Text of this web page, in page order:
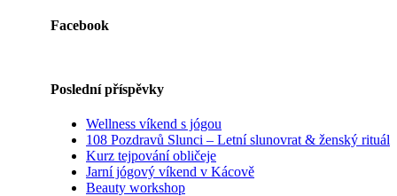
Facebook
Poslední příspěvky
Wellness víkend s jógou
108 Pozdravů Slunci – Letní slunovrat & ženský rituál
Kurz tejpování obličeje
Jarní jógový víkend v Kácově
Beauty workshop